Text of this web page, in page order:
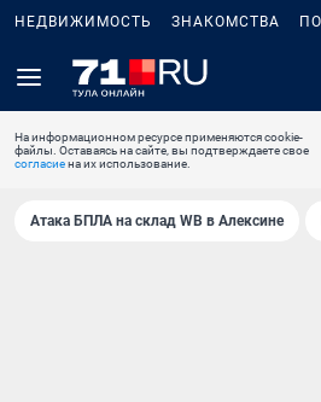
НЕДВИЖИМОСТЬ ЗНАКОМСТВА
На информационном ресурсе применяются cookie-
файлы. Оставаясь на сайте, вы подтверждаете свое
согласиена их использование.
Атака БПЛА на склад WB в Алексине